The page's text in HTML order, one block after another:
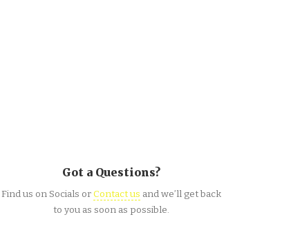
Got a Questions?
Find us on Socials orContact us and we’ll get back
to you as soon as possible.